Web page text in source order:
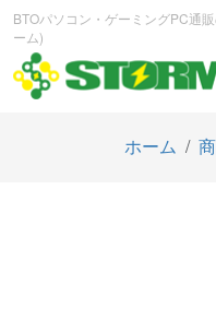
BTOパソコン・ゲーミングPC通
ーム)
ホーム